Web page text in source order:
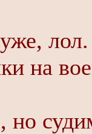
на
но